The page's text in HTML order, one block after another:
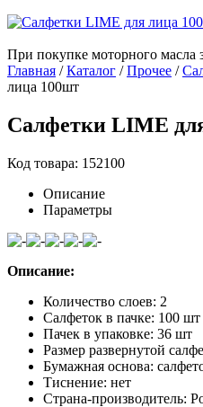
При покупке моторного масла
Главная /Каталог /Прочее /
лица 100шт
Салфетки LIME
Код товара: 152100
Описание
Параметры
Описание:
Количество слоев: 2
Салфеток в пачке: 100 шт
Пачек в упаковке: 36 шт
Размер развернутой
Бумажная основа:
Тиснение: нет
Страна-производитель: